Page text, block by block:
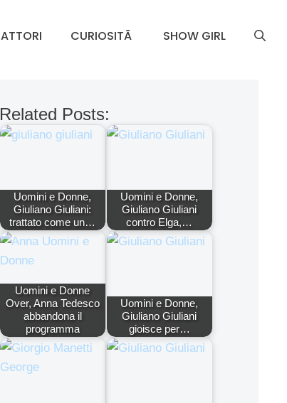
ATTORI CURIOSITÃ SHOW GIRL
Related Posts:
Uomini e Donne,
Giuliano Giuliani:
trattato come un…
Uomini e Donne,
Giuliano Giuliani
contro Elga,…
Uomini e Donne
Over, Anna Tedesco
abbandona il
programma
Uomini e Donne,
Giuliano Giuliani
gioisce per…